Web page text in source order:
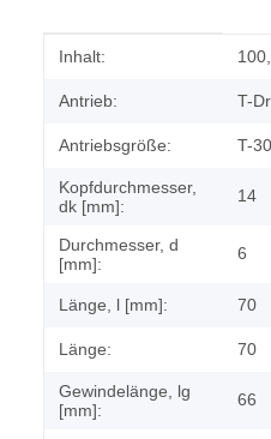
Produkteigenschaft
Wert
Inhalt:
Antrieb: T-
Antriebsgröße: T-30
Kopfdurchmesser,
dk [mm]:
14
Durchmesser, d
[mm]:
6
Länge, l [mm]: 70
Länge: 70
Gewindelänge, lg
[mm]:
66